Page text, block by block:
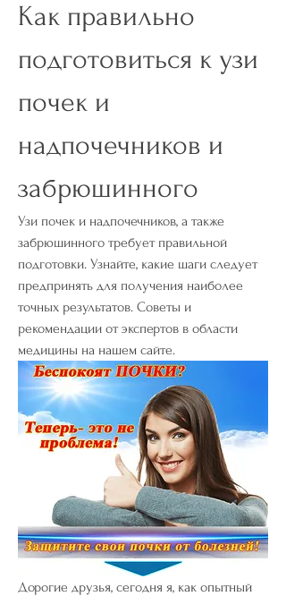
Как правильно
подготовиться к узи
почек и
надпочечников и
забрюшинного
Узи почек и надпочечников, а также
забрюшинного требует правильной
подготовки. Узнайте, какие шаги следует
предпринять для получения наиболее
точных результатов. Советы и
рекомендации от экспертов в области
медицины на нашем сайте.
Дорогие друзья, сегодня я, как опытный